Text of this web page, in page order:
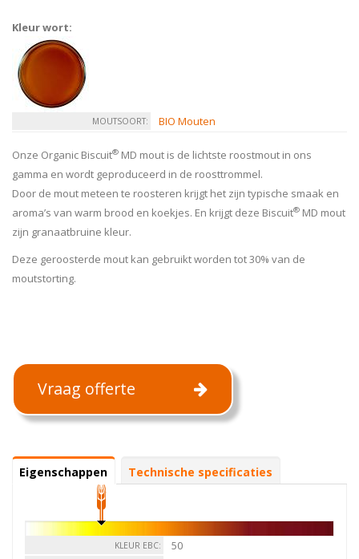
Kleur wort:
MOUTSOORT: BIO Mouten
Onze Organic Biscuit® MD mout is de lichtste roostmout in ons
gamma en wordt geproduceerd in de roosttrommel.
Door de mout meteen te roosteren krijgt het zijn typische smaak en
aroma’s van warm brood en koekjes. En krijgt deze Biscuit® MD mout
zijn granaatbruine kleur.
Deze geroosterde mout kan gebruikt worden tot 30% van de
moutstorting.
Vraag offerte
Specifications
Eigenschappen (actieve
tabblad)
Technische specificaties
KLEUR EBC: 50